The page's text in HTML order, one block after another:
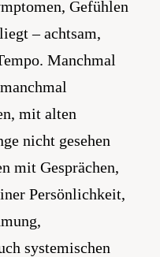
Gefühlen
– achtsam,
Manchmal
mit alten
nicht gesehen
mit Gesprächen,
Persönlichkeit,
systemischen